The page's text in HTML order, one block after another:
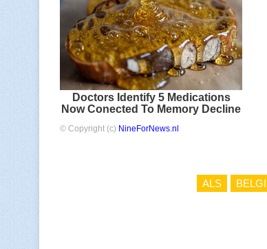
Doctors Identify 5 Medications
Now Conected To Memory Decline
© Copyright (c) NineForNews.nl
ALS